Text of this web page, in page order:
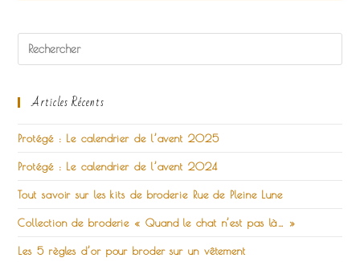
Articles Récents
Protégé : Le calendrier de l’avent 2025
Protégé : Le calendrier de l’avent 2024
Tout savoir sur les kits de broderie Rue de Pleine Lune
Collection de broderie « Quand le chat n’est pas là… »
Les 5 règles d’or pour broder sur un vêtement